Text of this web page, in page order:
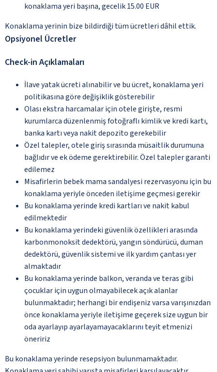
konaklama yeri başına, gecelik 15.00 EUR
Konaklama yerinin bize bildirdiği tüm ücretleri dâhil ettik.
Opsiyonel Ücretler
Check-in Açıklamaları
İlave yatak ücreti alınabilir ve bu ücret, konaklama yeri
politikasına göre değişiklik gösterebilir
Olası ekstra harcamalar için otele girişte, resmi
kurumlarca düzenlenmiş fotoğraflı kimlik ve kredi kartı,
banka kartı veya nakit depozito gerekebilir
Özel talepler, otele giriş sırasında müsaitlik durumuna
bağlıdır ve ek ödeme gerektirebilir. Özel talepler garanti
edilemez
Misafirlerin bebek mama sandalyesi rezervasyonu için bu
konaklama yeriyle önceden iletişime geçmesi gerekir
Bu konaklama yerinde kredi kartları ve nakit kabul
edilmektedir
Bu konaklama yerindeki güvenlik özellikleri arasında
karbonmonoksit dedektörü, yangın söndürücü, duman
dedektörü, güvenlik sistemi ve ilk yardım çantası yer
almaktadır
Bu konaklama yerinde balkon, veranda ve teras gibi
çocuklar için uygun olmayabilecek açık alanlar
bulunmaktadır; herhangi bir endişeniz varsa varışınızdan
önce konaklama yeriyle iletişime geçerek size uygun bir
oda ayarlayıp ayarlayamayacaklarını teyit etmenizi
öneririz
Bu konaklama yerinde resepsiyon bulunmamaktadır.